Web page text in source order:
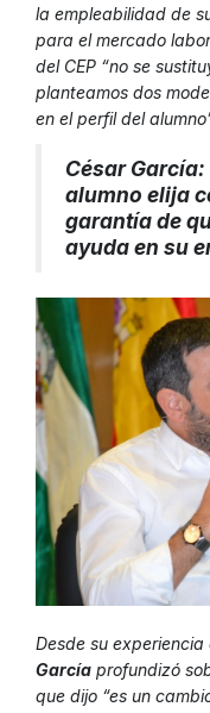
la empleabilidad de
para el mercado
del CEP “no se
planteamos dos
en el perfil del
César
alumno elija
garantía de
ayuda en su
Desde su experiencia
García profundizó
que dijo “es un